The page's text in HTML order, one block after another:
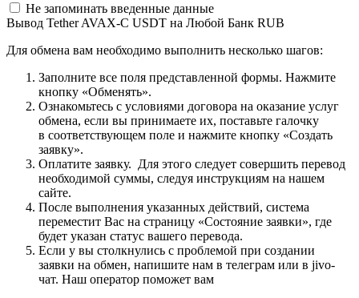
Не запоминать введенные данные
Вывод Tether AVAX-C USDT на Любой Банк RUB
Для обмена вам необходимо выполнить несколько шагов:
Заполните все поля представленной формы. Нажмите
кнопку «Обменять».
Ознакомьтесь с условиями договора на оказание услуг
обмена, если вы принимаете их, поставьте галочку
в соответствующем поле и нажмите кнопку «Создать
заявку».
Оплатите заявку. Для этого следует совершить перевод
необходимой суммы, следуя инструкциям на нашем
сайте.
После выполнения указанных действий, система
переместит Вас на страницу «Состояние заявки», где
будет указан статус вашего перевода.
Если у вы столкнулись с проблемой при создании
заявки на обмен, напишите нам в телеграм или в jivo-
чат. Наш оператор поможет вам